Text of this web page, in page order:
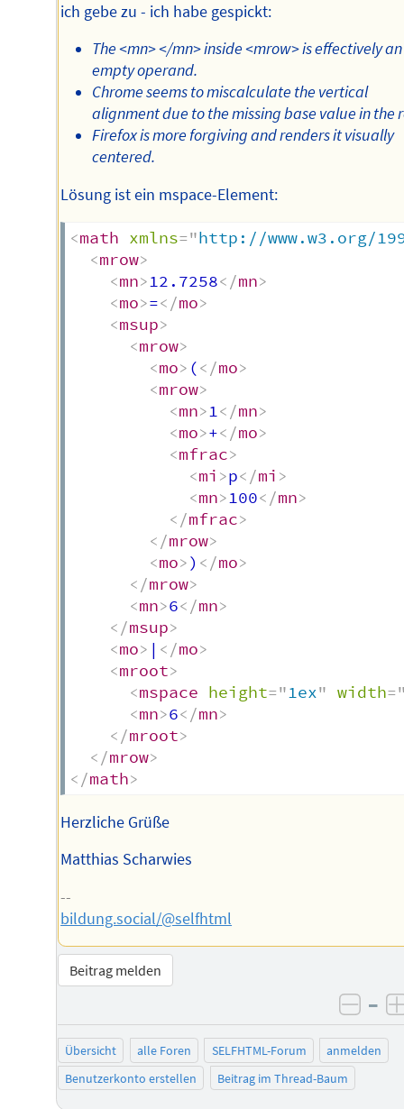
ich gebe zu - ich habe gespickt:
The <mn> </mn> inside <mrow> is effectively an
empty operand.
Chrome seems to miscalculate the vertical
alignment due to the missing base value in the
Firefox is more forgiving and renders it visually
centered.
Lösung ist ein mspace-Element:
<math xmlns="http://www.w3.org/
<mrow>
<mn>12.7258</mn>
<mo>=</mo>
<msup>
<mrow>
<mo> (</mo>
<mrow>
<mn>1</mn>
<mo>+</mo>
<mfrac>
<mi >p</mi >
<mn>100</mn>
</mfrac>
</mrow>
<mo>) </mo>
</mrow>
<mn>6</mn>
</msup>
<mo> | </mo>
<mroot>
<mspace height="1ex" width=
<mn>6</mn>
</mroot>
</mrow>
</math>
Herzliche Grüße
Matthias Scharwies
--
bildung.social/@selfhtml
Beitrag melden
–
Übersicht alle Foren SELFHTML-Forum
anmelden
Benutzerkonto erstellen
Beitrag im Thread-Baum